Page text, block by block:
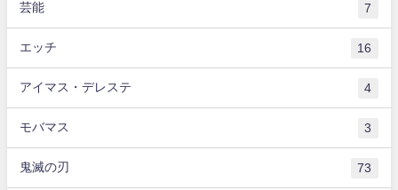
芸能 7
エッチ 16
アイマス・デレステ 4
モバマス 3
鬼滅の刃 73